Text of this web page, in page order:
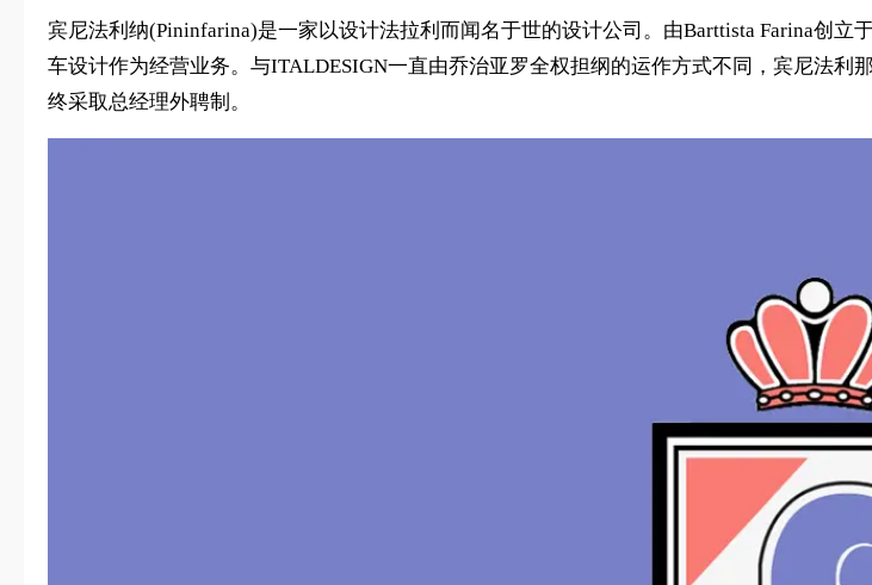
宾尼法利纳(Pininfarina)是一家以设计法拉利而闻名于世的设计公司。由Barttista Farina创
车设计作为经营业务。与ITALDESIGN一直由乔治亚罗全权担纲的运作方式不同，宾尼法
终采取总经理外聘制。